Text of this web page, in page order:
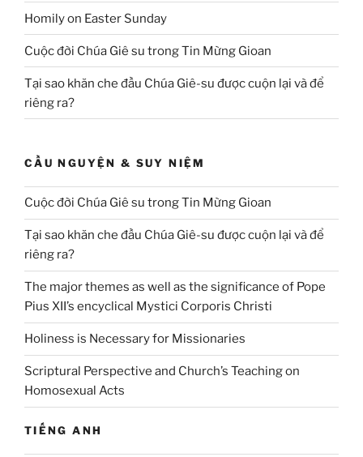
Homily on Easter Sunday
Cuộc đời Chúa Giê su trong Tin Mừng Gioan
Tại sao khăn che đầu Chúa Giê-su được cuộn lại và để
riêng ra?
CẦU NGUYỆN & SUY NIỆM
Cuộc đời Chúa Giê su trong Tin Mừng Gioan
Tại sao khăn che đầu Chúa Giê-su được cuộn lại và để
riêng ra?
The major themes as well as the significance of Pope
Pius XII’s encyclical Mystici Corporis Christi
Holiness is Necessary for Missionaries
Scriptural Perspective and Church’s Teaching on
Homosexual Acts
TIẾNG ANH